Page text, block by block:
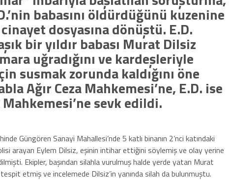
babasını öldürdüğünü kuzenine
dosyasına dönüştü. E.D.
bir yıldır babası Murat Dilsiz
uğradığını ve kardeşleriyle
susmak zorunda kaldığını öne
Ağır Ceza Mahkemesi’ne, E.D. ise
Mahkemesi’ne sevk edildi.
Güngören Sanayi Mahallesi’nde 5 katlı binanın 2’nci katındaki
arayan Eylem Dilsiz, eşinin intihar ettiğini söylemiş ve olay yerine
Ekipler, başından silahla vurulmuş halde yerde yatan Murat
etmiş ve incelemede Dilsiz’in yanında silah da bulunmuştu.